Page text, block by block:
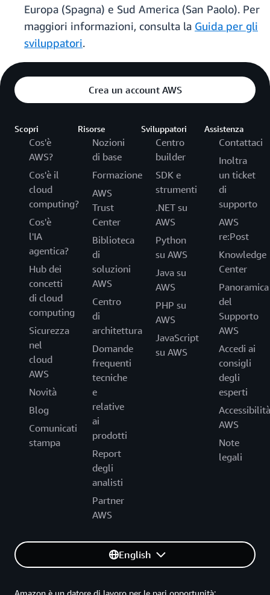
Europa (Spagna) e Sud America (San Paolo). Per
maggiori informazioni, consulta la Guida per gli
sviluppatori.
Crea un account AWS
Scopri
Cos'è
AWS?
Cos'è il
cloud
computing?
Cos'è
l'IA
agentica?
Hub dei
concetti
di cloud
computing
Sicurezza
nel
cloud
AWS
Novità
Blog
Comunicati
stampa
Risorse
Nozioni
di base
Formazione
AWS
Trust
Center
Biblioteca
di
soluzioni
AWS
Centro
di
architettura
Domande
frequenti
tecniche
e
relative
ai
prodotti
Report
degli
analisti
Partner
AWS
Sviluppatori
Centro
builder
SDK e
strumenti
.NET su
AWS
Python
su AWS
Java su
AWS
PHP su
AWS
JavaScript
su AWS
Assistenza
Contattaci
Inoltra
un ticket
di
supporto
AWS
re:Post
Knowledge
Center
Panoramica
del
Supporto
AWS
Accedi ai
consigli
degli
esperti
Accessibilità
AWS
Note
legali
English